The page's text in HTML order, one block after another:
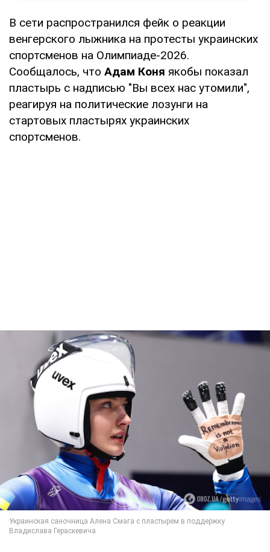
В сети распространился фейк о реакции
венгерского лыжника на протесты украинских
спортсменов на Олимпиаде-2026.
Сообщалось, что Адам Коня якобы показал
пластырь с надписью "Вы всех нас утомили",
реагируя на политические лозунги на
стартовых пластырях украинских
спортсменов.